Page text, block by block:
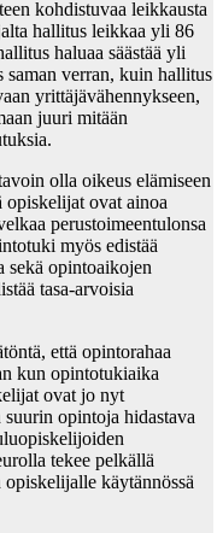
kohdistuvaa leikkausta
hallitus leikkaa yli 86
haluaa säästää yli
saman verran, kuin hallitus
yrittäjävähennykseen,
juuri mitään
olla oikeus elämiseen
opiskelijat ovat ainoa
perustoimeentulonsa
myös edistää
sekä opintoaikojen
tasa-arvoisia
että opintorahaa
kun opintotukiaika
ovat jo nyt
opintoja hidastava
tekee pelkällä
käytännössä